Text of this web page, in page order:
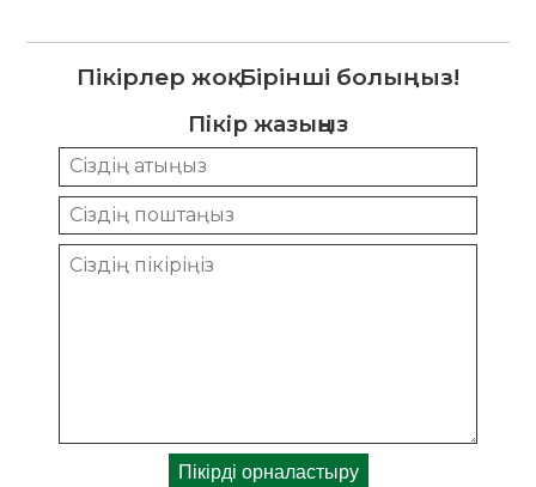
Пікірлер жоқ. Бірінші болыңыз!
Пікір жазыңыз